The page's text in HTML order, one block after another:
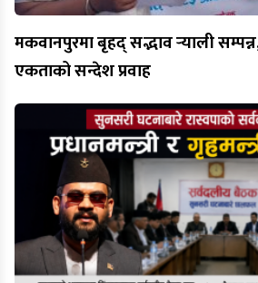
मकवानपुरमा बृहद् सद्भाव र्‍याली सम्पन्न,
एकताको सन्देश प्रवाह